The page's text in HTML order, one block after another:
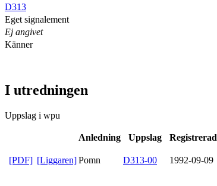
D313
Eget signalement
Ej angivet
Känner
I utredningen
Uppslag i wpu
Anledning Uppslag Registrerad
[PDF] [Liggaren]Pomn D313-00 1992-09-09